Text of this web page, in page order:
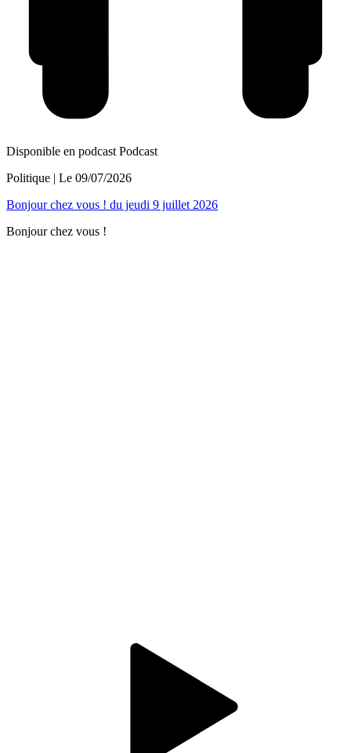
Disponible en podcast Podcast
Politique | Le 09/07/2026
Bonjour chez vous ! du jeudi 9 juillet 2026
Bonjour chez vous !